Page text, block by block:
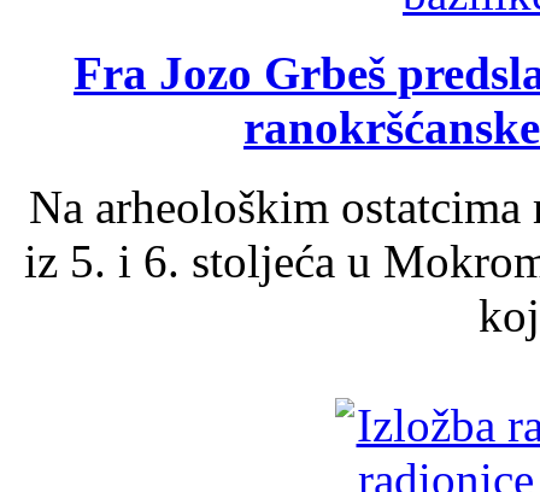
Fra Jozo Grbeš
Na arheološkim
iz 5. i 6. stoljeća u